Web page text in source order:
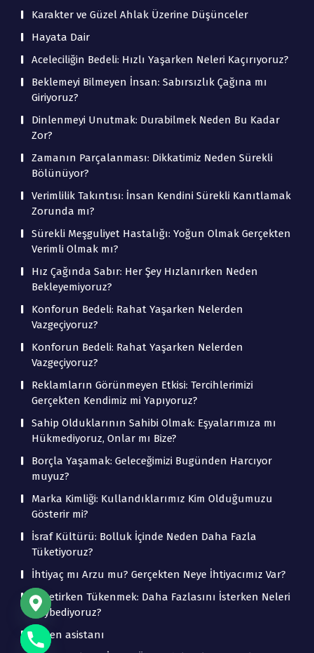
Karakter ve Güzel Ahlak Üzerine Düşünceler
Hayata Dair
Aceleciliğin Bedeli: Hızlı Yaşarken Neleri Kaçırıyoruz?
Beklemeyi Bilmeyen İnsan: Sabırsızlık Çağına mı
Giriyoruz?
Dinlenmeyi Unutmak: Durabilmek Neden Bu Kadar
Zor?
Zamanın Parçalanması: Dikkatimiz Neden Sürekli
Bölünüyor?
Verimlilik Takıntısı: İnsan Kendini Sürekli Kanıtlamak
Zorunda mı?
Sürekli Meşguliyet Hastalığı: Yoğun Olmak Gerçekten
Verimli Olmak mı?
Hız Çağında Sabır: Her Şey Hızlanırken Neden
Bekleyemiyoruz?
Konforun Bedeli: Rahat Yaşarken Nelerden
Vazgeçiyoruz?
Konforun Bedeli: Rahat Yaşarken Nelerden
Vazgeçiyoruz?
Reklamların Görünmeyen Etkisi: Tercihlerimizi
Gerçekten Kendimiz mi Yapıyoruz?
Sahip Olduklarının Sahibi Olmak: Eşyalarımıza mı
Hükmediyoruz, Onlar mı Bize?
Borçla Yaşamak: Geleceğimizi Bugünden Harcıyor
muyuz?
Marka Kimliği: Kullandıklarımız Kim Olduğumuzu
Gösterir mi?
İsraf Kültürü: Bolluk İçinde Neden Daha Fazla
Tüketiyoruz?
İhtiyaç mı Arzu mu? Gerçekten Neye İhtiyacımız Var?
Tüketirken Tükenmek: Daha Fazlasını İsterken Neleri
Kaybediyoruz?
beden asistanı